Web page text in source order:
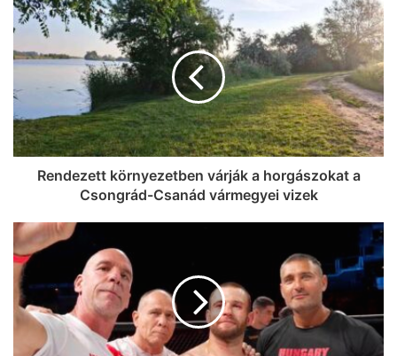
Rendezett környezetben várják a horgászokat a
Csongrád-Csanád vármegyei vizek